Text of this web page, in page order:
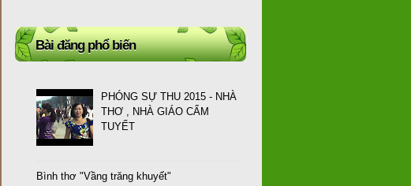
Bài đăng phổ biến
PHÓNG SỰ THU 2015 - NHÀ
THƠ , NHÀ GIÁO CẨM
TUYẾT
Bình thơ "Vầng trăng khuyết"